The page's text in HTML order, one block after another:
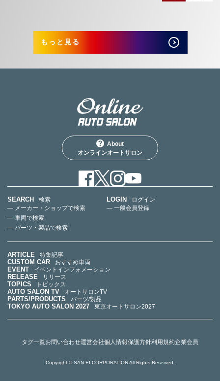
もっと見る
About
オンラインオートサロン
SEARCH
検索
— メーカー・ショップで検索
— 車両で検索
— パーツ・製品で検索
LOGIN
ログイン
— 一般会員登録
ARTICLE 特集記事
CUSTOM CAR おすすめ車両
EVENT イベントインフォメーション
RELEASE リリース
TOPICS トピックス
AUTO SALON TV オートサロンTV
PARTS/PRODUCTS パーツ/製品
TOKYO AUTO SALON 2027 東京オートサロン2027
タグ一覧お問い合わせ運営会社個人情報保護方針利用規約企業会員
Copyright © SAN-EI CORPORATION All Rights Reserved.